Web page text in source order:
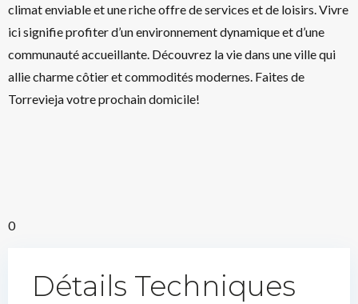
climat enviable et une riche offre de services et de loisirs. Vivre
ici signifie profiter d’un environnement dynamique et d’une
communauté accueillante. Découvrez la vie dans une ville qui
allie charme côtier et commodités modernes. Faites de
Torrevieja votre prochain domicile!
0
Détails Techniques